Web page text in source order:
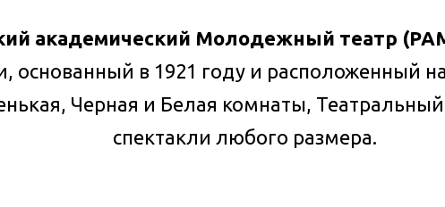
академический Молодежный театр
основанный в 1921 году и расположенный
Черная и Белая комнаты, Театральный
спектакли любого размера.